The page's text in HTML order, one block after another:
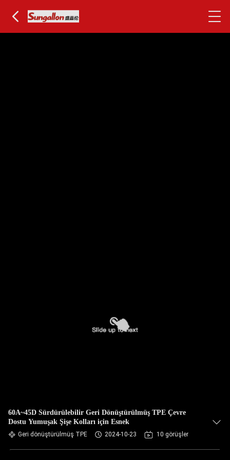
60A~45D Sürdürülebilir Geri Dönüştürülmüş TPE Çevre
Dostu Yumuşak Şişe Kolları için Esnek
Geri dönüştürülmüş TPE 2024-10-23 10 görüşler